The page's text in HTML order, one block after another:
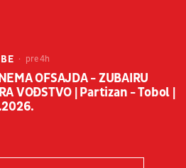
pre 4h
OFSAJDA - ZUBAIRU
VOĐSTVO | Partizan - Tobol |